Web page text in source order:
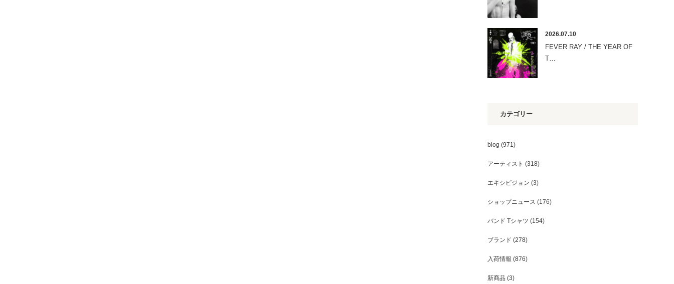
2026.07.10
FEVER RAY / THE YEAR OF
T…
カテゴリー
blog (971)
アーティスト (318)
エキシビジョン (3)
ショップニュース (176)
バンド Tシャツ (154)
ブランド (278)
入荷情報 (876)
新商品 (3)